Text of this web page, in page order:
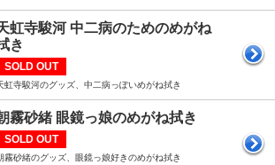
虹寺駿河 中二病のためのめがね
き
SOLD OUT
虹寺駿河のグッズ、中二病っぽいめがね拭き
霧砂緒 眼鏡っ娘のめがね拭き
SOLD OUT
霧砂緒のグッズ、眼鏡っ娘好きのめがね拭き